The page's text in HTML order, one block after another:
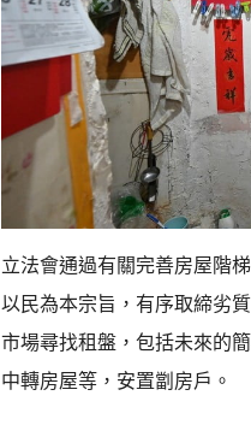
立法會通過有關完善房屋階
以民為本宗旨，有序取締劣
市場尋找租盤，包括未來的
中轉房屋等，安置劏房戶。